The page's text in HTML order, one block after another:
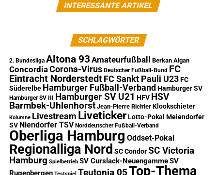
INTERESSANTE ARTIKEL
SCHLAGWÖRTER
2. Bundesliga Altona 93 Amateurfußball Berkan Algan
ConcordiaCorona-Virus Deutscher Fußball-Bund FC
Eintracht Norderstedt FC Sankt Pauli U23 FC
Süderelbe Hamburger Fußball-Verband Hamburger SV
Hamburger SV III Hamburger SV U21 HFV HSV
Barmbek-Uhlenhorst Jean-Pierre Richter Klookschieter
Kolumne Livestream Liveticker Lotto-Pokal Meiendorfer
SV Niendorfer TSV Norddeutscher Fußball-Verband
Oberliga Hamburg Oddset-Pokal
Regionalliga Nord SC Condor SC Victoria
Hamburg Spielbetrieb SV Curslack-NeuengammeSV
Rugenbergen Testspiel Teutonia 05Top-Thema